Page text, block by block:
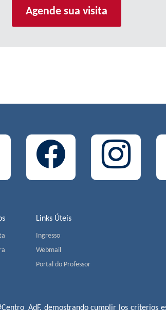
Agende sua visita
Links Úteis
Ingresso
Webmail
Portal do Professor
demostrando cumplir los criterios